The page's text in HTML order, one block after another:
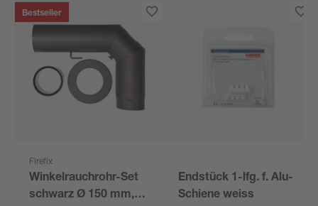
Bestseller
Firefix
Winkelrauchrohr-Set
schwarz Ø 150 mm,
Endstück 1-lfg. f. Alu-
Schiene weiss